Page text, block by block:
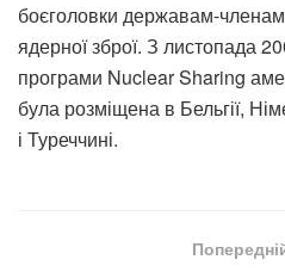
боєголовки державам-
ядерної зброї. З листопада
програми Nuclear Sharing
була розміщена в Бельгії,
і Туреччині.